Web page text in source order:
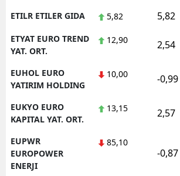
ETILR ETILER GIDA 5,82 5,82
ETYAT EURO TREND
YAT. ORT.
12,90 2,54
EUHOL EURO
YATIRIM HOLDING
10,00 -0,99
EUKYO EURO
KAPITAL YAT. ORT.
13,15 2,57
EUPWR
EUROPOWER
ENERJI
85,10
-0,87